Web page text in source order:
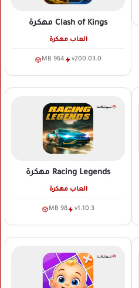
Clash of Kings مهكرة
العاب مهكرة
v200.03.0
964 MB
Racing Legends مهكرة
العاب مهكرة
v1.10.3
98 MB